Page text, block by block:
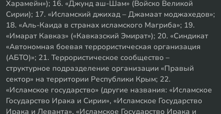
Харамейн»); 16. «Джунд аш-Шам» (Войско Великой
Сирии); 17. «Исламский джихад – Джамаат моджахедов»;
18. «Аль-Каида в странах исламского Магриба»; 19.
«Имарат Кавказ» («Кавказский Эмират»); 20. «Синдикат
«Автономная боевая террористическая организация
(АБТО)»; 21. Террористическое сообщество –
структурное подразделение организации «Правый
сектор» на территории Республики Крым; 22.
«Исламское государство» (другие названия: «Исламское
Государство Ирака и Сирии», «Исламское Государство
Ирака и Леванта», «Исламское Государство Ирака и